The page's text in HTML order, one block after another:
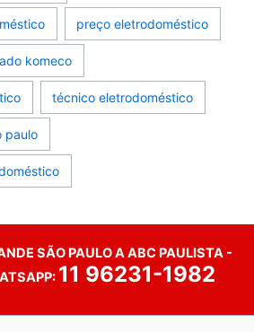
preço eletrodoméstico
komeco
técnico eletrodoméstico
paulo
SÃO PAULO A ABC PAULISTA -
11 96231-1982